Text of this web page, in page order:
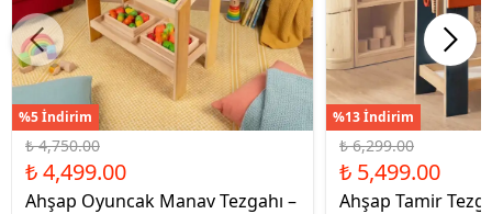
%5 İndirim
₺ 4,750.00
₺ 4,499.00
Ahşap Oyuncak Manav Tezgahı –
%13 İndirim
₺ 6,299.00
₺ 5,499.00
Ahşap Tamir